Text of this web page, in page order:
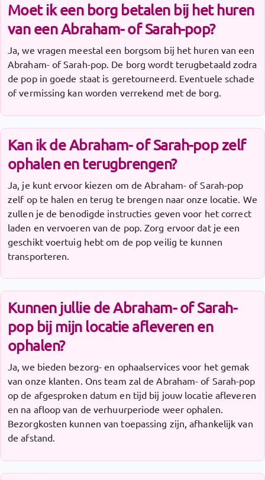
Moet ik een borg betalen bij het huren
van een Abraham- of Sarah-pop?
Ja, we vragen meestal een borgsom bij het huren van een
Abraham- of Sarah-pop. De borg wordt terugbetaald zodra
de pop in goede staat is geretourneerd. Eventuele schade
of vermissing kan worden verrekend met de borg.
Kan ik de Abraham- of Sarah-pop zelf
ophalen en terugbrengen?
Ja, je kunt ervoor kiezen om de Abraham- of Sarah-pop
zelf op te halen en terug te brengen naar onze locatie. We
zullen je de benodigde instructies geven voor het correct
laden en vervoeren van de pop. Zorg ervoor dat je een
geschikt voertuig hebt om de pop veilig te kunnen
transporteren.
Kunnen jullie de Abraham- of Sarah-
pop bij mijn locatie afleveren en
ophalen?
Ja, we bieden bezorg- en ophaalservices voor het gemak
van onze klanten. Ons team zal de Abraham- of Sarah-pop
op de afgesproken datum en tijd bij jouw locatie afleveren
en na afloop van de verhuurperiode weer ophalen.
Bezorgkosten kunnen van toepassing zijn, afhankelijk van
de afstand.